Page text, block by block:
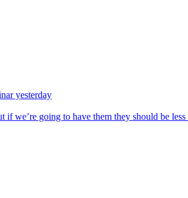
yesterday
we’re going to have them they should be